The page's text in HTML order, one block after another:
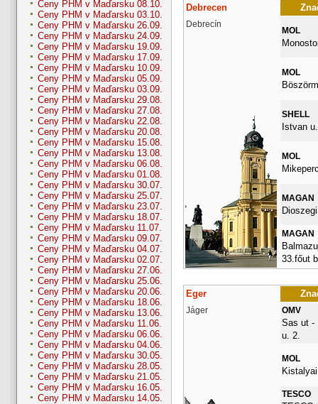
Ceny PHM v Maďarsku 08.10.
Ceny PHM v Maďarsku 03.10.
Ceny PHM v Maďarsku 26.09.
Ceny PHM v Maďarsku 24.09.
Ceny PHM v Maďarsku 19.09.
Ceny PHM v Maďarsku 17.09.
Ceny PHM v Maďarsku 10.09.
Ceny PHM v Maďarsku 05.09.
Ceny PHM v Maďarsku 03.09.
Ceny PHM v Maďarsku 29.08.
Ceny PHM v Maďarsku 27.08.
Ceny PHM v Maďarsku 22.08.
Ceny PHM v Maďarsku 20.08.
Ceny PHM v Maďarsku 15.08.
Ceny PHM v Maďarsku 13.08.
Ceny PHM v Maďarsku 06.08.
Ceny PHM v Maďarsku 01.08.
Ceny PHM v Maďarsku 30.07.
Ceny PHM v Maďarsku 25.07.
Ceny PHM v Maďarsku 23.07.
Ceny PHM v Maďarsku 18.07.
Ceny PHM v Maďarsku 11.07.
Ceny PHM v Maďarsku 09.07.
Ceny PHM v Maďarsku 04.07.
Ceny PHM v Maďarsku 02.07.
Ceny PHM v Maďarsku 27.06.
Ceny PHM v Maďarsku 25.06.
Ceny PHM v Maďarsku 20.06.
Ceny PHM v Maďarsku 18.06.
Ceny PHM v Maďarsku 13.06.
Ceny PHM v Maďarsku 11.06.
Ceny PHM v Maďarsku 06.06.
Ceny PHM v Maďarsku 04.06.
Ceny PHM v Maďarsku 30.05.
Ceny PHM v Maďarsku 28.05.
Ceny PHM v Maďarsku 21.05.
Ceny PHM v Maďarsku 16.05.
Ceny PHM v Maďarsku 14.05.
Debrecen
Debrecín
MOL
MOL
SHELL
Istvan
MOL
MAGAN
MAGAN
33.főut
Eger
Jáger OMV
Sas ut -
u. 2.
MOL
TESCO